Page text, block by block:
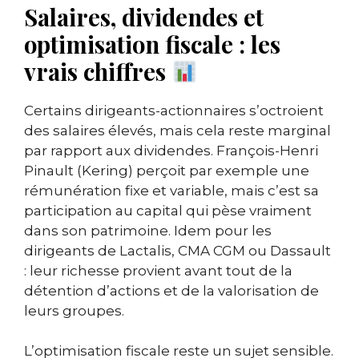
Salaires, dividendes et
optimisation fiscale : les
vrais chiffres
Certains dirigeants-actionnaires s’octroient
des salaires élevés, mais cela reste marginal
par rapport aux dividendes. François-Henri
Pinault (Kering) perçoit par exemple une
rémunération fixe et variable, mais c’est sa
participation au capital qui pèse vraiment
dans son patrimoine. Idem pour les
dirigeants de Lactalis, CMA CGM ou Dassault
: leur richesse provient avant tout de la
détention d’actions et de la valorisation de
leurs groupes.
L’optimisation fiscale reste un sujet sensible.